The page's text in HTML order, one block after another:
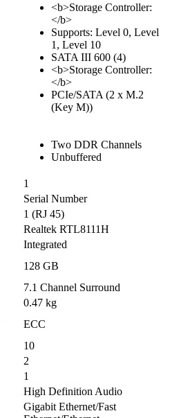
<b>Storage Controller:
</b>
Supports: Level 0, Level
1, Level 10
SATA III 600 (4)
<b>Storage Controller:
</b>
PCIe/SATA (2 x M.2
(Key M))
Two DDR Channels
Unbuffered
1
Serial Number
1 (RJ 45)
Realtek RTL8111H
Integrated
128 GB
7.1 Channel Surround
0.47 kg
ECC
10
2
1
High Definition Audio
Gigabit Ethernet/Fast